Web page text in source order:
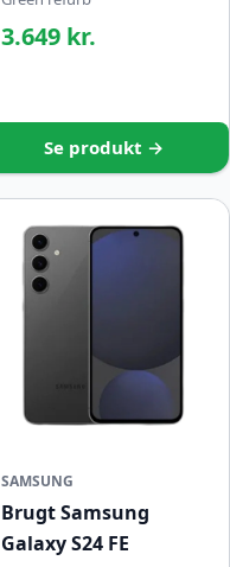
3.649 kr.
Se produkt →
SAMSUNG
Brugt Samsung
Galaxy S24 FE